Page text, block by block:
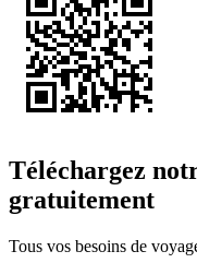
Téléchargez
gratuitement
Tous vos besoins de